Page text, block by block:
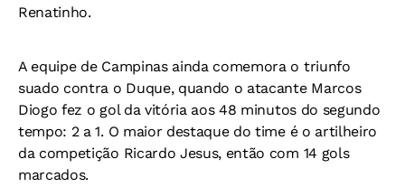
Renatinho.
A equipe de Campinas ainda comemora o triunfo
suado contra o Duque, quando o atacante Marcos
Diogo fez o gol da vitória aos 48 minutos do segundo
tempo: 2 a 1. O maior destaque do time é o artilheiro
da competição Ricardo Jesus, então com 14 gols
marcados.